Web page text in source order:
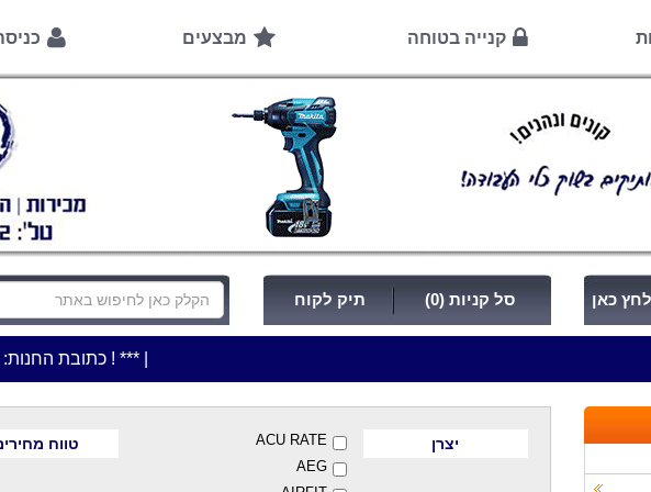
קנייה בטוחה מבצעים
סל קניות (0) תיק לקוח כאן
***כתובת החנות: רח' המלאכה 2, ביתן 8 (כניסה מרח' עמל 5)
יצרן
ACU RATE
AEG
טווח